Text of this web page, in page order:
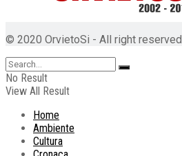
© 2020 OrvietoSi - All right reserved
No Result
View All Result
Home
Ambiente
Cultura